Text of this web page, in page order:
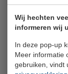
Wij hechten
informeren wij
In deze pop-up
Meer informatie
gebruiken, vindt